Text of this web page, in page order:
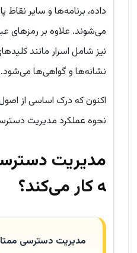
داده، برنامه‌ها و سایر
می‌شوند. علاوه بر رمزهای
نشانه‌ها و گواهی‌ها می‌شود.
نحوه عملکرد مدیریت
مدیریت
ه کار می‌کند؟
مدیریت دسترسی